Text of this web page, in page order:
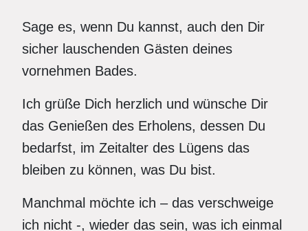
Sage es, wenn Du kannst, auch den Dir
sicher lauschenden Gästen deines
vornehmen Bades.
Ich grüße Dich herzlich und wünsche Dir
das Genießen des Erholens, dessen Du
bedarfst, im Zeitalter des Lügens das
bleiben zu können, was Du bist.
Manchmal möchte ich – das verschweige
ich nicht -, wieder das sein, was ich einmal